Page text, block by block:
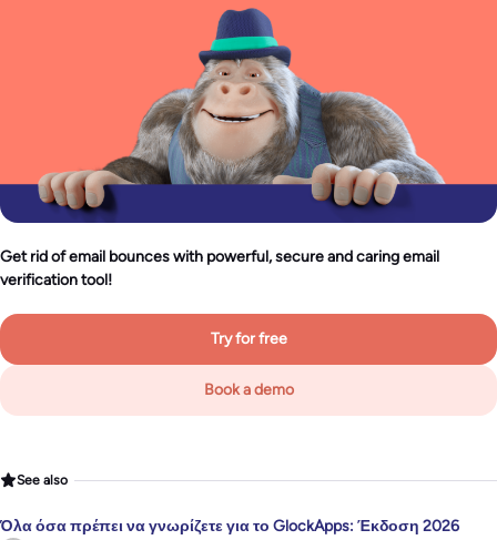
Get rid of email bounces with powerful, secure and caring email
verification tool!
Try for free
Book a demo
See also
Όλα όσα πρέπει να γνωρίζετε για το GlockApps: Έκδοση 2026